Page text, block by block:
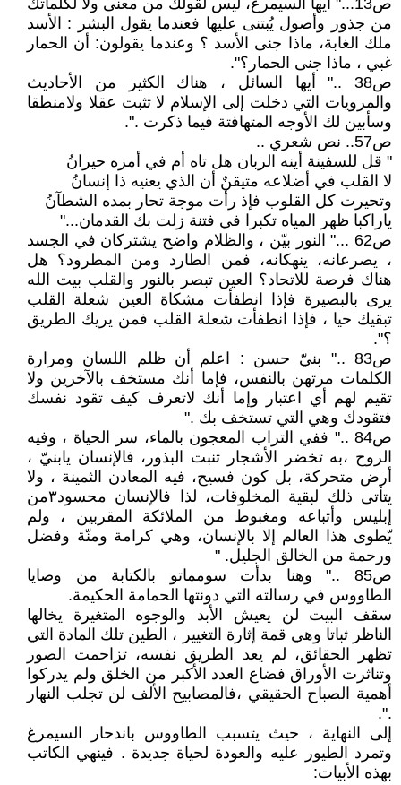
ص13..." أيها السيمرغ، ليس لقولك من معنى ولا لكلماتك
من جذور وأصول يُبتنى عليها فعندما يقول البشر : الأسد
ملك الغابة، ماذا جنى الأسد ؟ وعندما يقولون: أن الحمار
غبي ، ماذا جنى الحمار؟".
ص38 .." أيها السائل ، هناك الكثير من الأحاديث
والمرويات التي دخلت إلى الإسلام لا تثبت عقلا ولامنطقا
وسأبين لك الأوجه المتهافتة فيما ذكرت .".
ص57.. نص شعري ..
" قل للسفينة أينه الربان هل تاه أم في أمره حيرانُ
لا القلب في أضلاعه متيقنٌ أن الذي يعنيه ذا إنسانُ
وتحيرت كل القلوب فإذ رأت موجة تحار بمده الشطآنُ
ياراكبا ظهر المياه تكبرا في فتنة زلت بك القدمان..."
ص62 ..." النور بيّن ، والظلام واضح يشتركان في الجسد
، يصرعانه، ينهكانه، فمن الطارد ومن المطرود؟ هل
هناك فرصة للاتحاد؟ العين تبصر بالنور والقلب بيت الله
يرى بالبصيرة فإذا انطفأت مشكاة العين شعلة القلب
تبقيك حيا ، فإذا انطفأت شعلة القلب فمن يريك الطريق
؟".
ص83 .." بنيّ حسن : اعلم أن ظلم اللسان ومرارة
الكلمات مرتهن بالنفس، فإما أنك مستخف بالآخرين ولا
تقيم لهم أي اعتبار وإما أنك لاتعرف كيف تقود نفسك
فتقودك وهي التي تستخف بك ."
ص84 .." ففي التراب المعجون بالماء، سر الحياة ، وفيه
الروح ،به تخضر الأشجار تنبت البذور، فالإنسان يابنيّ ،
أرض متحركة، بل كون فسيح، فيه المعادن الثمينة ، ولا
يتأتى ذلك لبقية المخلوقات، لذا فالإنسان محسود٣من
إبليس وأتباعه ومغبوط من الملائكة المقربين ، ولم
يّطوى هذا العالم إلا بالإنسان، وهي كرامة ومنّة وفضل
ورحمة من الخالق الجليل. "
ص85 .." وهنا بدأت سومماتو بالكتابة من وصايا
الطاووس في رسالته التي دونتها الحمامة الحكيمة.
سقف البيت لن يعيش الأبد والوجوه المتغيرة يخالها
الناظر ثباتا وهي قمة إثارة التغيير ، الطين تلك المادة التي
تظهر الحقائق، لم يعد الطريق نفسه، تزاحمت الصور
وتناثرت الأوراق فضاع العدد الأكبر من الخلق ولم يدركوا
أهمية الصباح الحقيقي ،فالمصابيح الألف لن تجلب النهار
.".
إلى النهاية ، حيث يتسبب الطاووس باندحار السيمرغ
وتمرد الطيور عليه والعودة لحياة جديدة . فينهي الكاتب
بهذه الأبيات: